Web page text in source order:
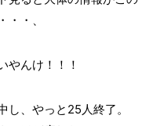
・、
やんけ！！！
、やっと25人終了。